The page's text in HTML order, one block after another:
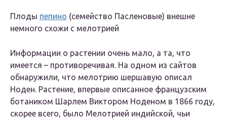
Плоды пепино (семейство Пасленовые) внешне
немного схожи с мелотрией
Информации о растении очень мало, а та, что
имеется – противоречивая. На одном из сайтов
обнаружили, что мелотрию шершавую описал
Ноден. Растение, впервые описанное французским
ботаником Шарлем Виктором Ноденом в 1866 году,
скорее всего, было Мелотрией индийской, чьи